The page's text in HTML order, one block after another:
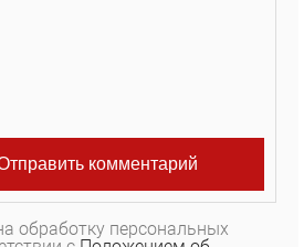
обработку персональных